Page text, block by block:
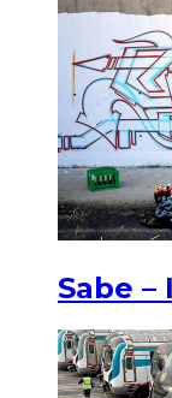
Sabe –